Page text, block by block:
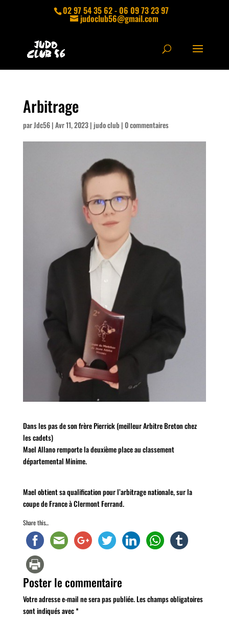
02 97 54 35 62 - 06 09 73 23 97
judoclub56@gmail.com
Arbitrage
parJdc56|Avr 11, 2023| judo club |0 commentaires
Dans les pas de son frère Pierrick (meilleur Arbitre Breton chez
les cadets)
Mael Allano remporte la deuxième place au classement
départemental Minime.
Mael obtient sa qualification pour l’arbitrage nationale, sur la
coupe de France à Clermont Ferrand.
Share this...
Poster le commentaire
Votre adresse e-mail ne sera pas publiée.Les champs obligatoires
sont indiqués avec*